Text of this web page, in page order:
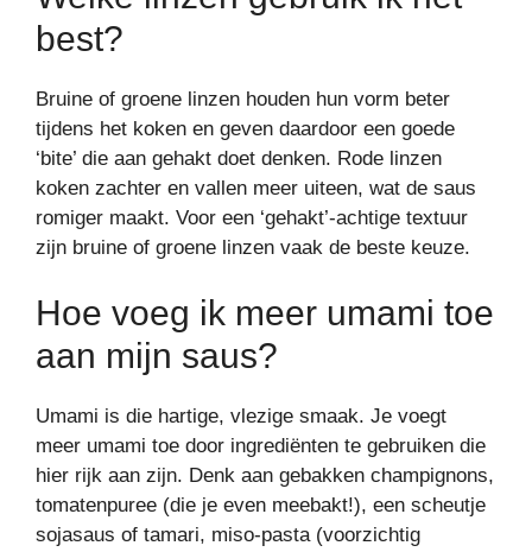
best?
Bruine of groene linzen houden hun vorm beter
tijdens het koken en geven daardoor een goede
‘bite’ die aan gehakt doet denken. Rode linzen
koken zachter en vallen meer uiteen, wat de saus
romiger maakt. Voor een ‘gehakt’-achtige textuur
zijn bruine of groene linzen vaak de beste keuze.
Hoe voeg ik meer umami toe
aan mijn saus?
Umami is die hartige, vlezige smaak. Je voegt
meer umami toe door ingrediënten te gebruiken die
hier rijk aan zijn. Denk aan gebakken champignons,
tomatenpuree (die je even meebakt!), een scheutje
sojasaus of tamari, miso-pasta (voorzichtig